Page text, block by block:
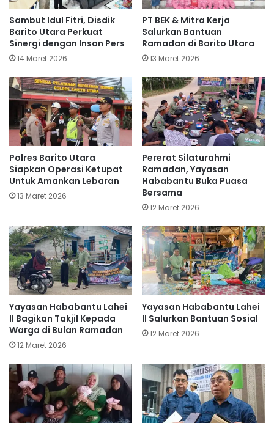
Sambut Idul Fitri, Disdik
Barito Utara Perkuat
Sinergi dengan Insan Pers
14 Maret 2026
PT BEK & Mitra Kerja
Salurkan Bantuan
Ramadan di Barito Utara
13 Maret 2026
Polres Barito Utara
Siapkan Operasi Ketupat
Untuk Amankan Lebaran
13 Maret 2026
Pererat Silaturahmi
Ramadan, Yayasan
Hababantu Buka Puasa
Bersama
12 Maret 2026
Yayasan Hababantu Lahei
II Bagikan Takjil Kepada
Warga di Bulan Ramadan
12 Maret 2026
Yayasan Hababantu Lahei
II Salurkan Bantuan Sosial
12 Maret 2026